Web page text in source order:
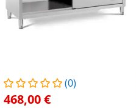
(0)
468,00 €